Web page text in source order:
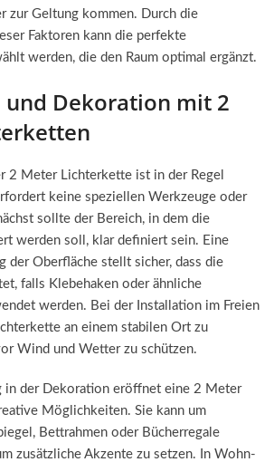
zur Geltung kommen. Durch die
Faktoren kann die perfekte
werden, die den Raum optimal ergänzt.
Dekoration mit 2
2 Meter Lichterkette ist in der Regel
keine speziellen Werkzeuge oder
sollte der Bereich, in dem die
werden soll, klar definiert sein. Eine
der Oberfläche stellt sicher, dass die
falls Klebehaken oder ähnliche
werden. Bei der Installation im Freien
an einem stabilen Ort zu
Wind und Wetter zu schützen.
in der Dekoration eröffnet eine 2 Meter
Möglichkeiten. Sie kann um
Bettrahmen oder Bücherregale
zusätzliche Akzente zu setzen. In Wohn-